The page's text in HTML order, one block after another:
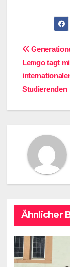
Lemgo tagt
Studierenden
Ähnlicher